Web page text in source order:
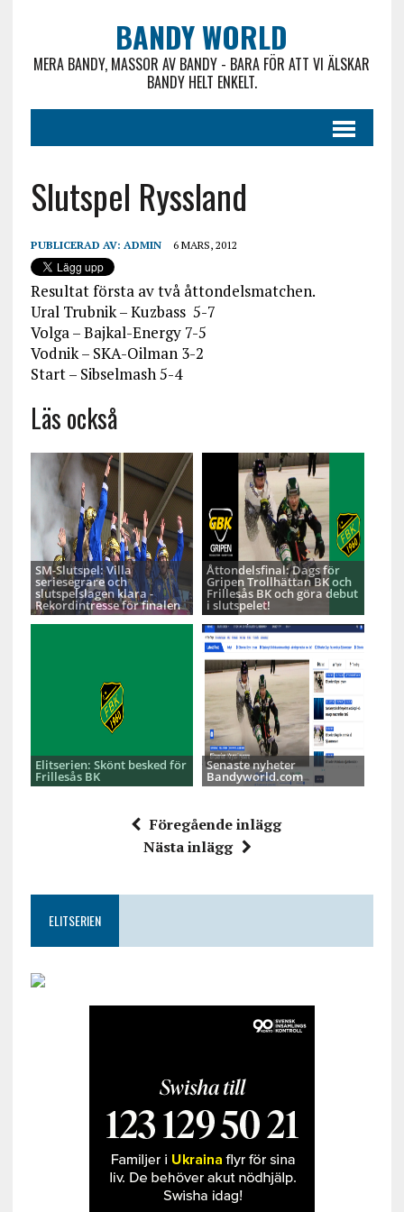
BANDY WORLD
MERA BANDY, MASSOR AV BANDY - BARA FÖR ATT VI ÄLSKAR
BANDY HELT ENKELT.
Slutspel Ryssland
PUBLICERAD AV: ADMIN 6 MARS, 2012
Resultat första av två åttondelsmatchen.
Ural Trubnik – Kuzbass 5-7
Volga – Bajkal-Energy 7-5
Vodnik – SKA-Oilman 3-2
Start – Sibselmash 5-4
Läs också
SM-Slutspel: Villa
seriesegrare och
slutspelslagen klara -
Rekordintresse för finalen
Åttondelsfinal: Dags för
Gripen Trollhättan BK och
Frillesås BK och göra debut
i slutspelet!
Elitserien: Skönt besked för
Frillesås BK
Senaste nyheter
Bandyworld.com
Föregående inlägg
Nästa inlägg
ELITSERIEN